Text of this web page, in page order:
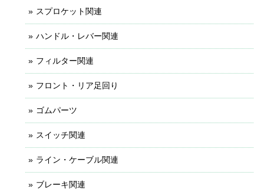
スプロケット関連
ハンドル・レバー関連
フィルター関連
フロント・リア足回り
ゴムパーツ
スイッチ関連
ライン・ケーブル関連
ブレーキ関連